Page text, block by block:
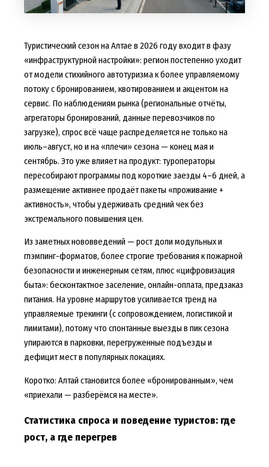
Туристический сезон на Алтае в 2026 году входит в фазу
«инфраструктурной настройки»: регион постепенно уходит
от модели стихийного автотуризма к более управляемому
потоку с бронированием, квотированием и акцентом на
сервис. По наблюдениям рынка (региональные отчёты,
агрегаторы бронирований, данные перевозчиков по
загрузке), спрос всё чаще распределяется не только на
июль–август, но и на «плечи» сезона — конец мая и
сентябрь. Это уже влияет на продукт: туроператоры
пересобирают программы под короткие заезды 4–6 дней, а
размещение активнее продаёт пакеты «проживание +
активность», чтобы удерживать средний чек без
экстремального повышения цен.
Из заметных нововведений — рост доли модульных и
глэмпинг-форматов, более строгие требования к пожарной
безопасности и инженерным сетям, плюс «цифровизация
быта»: бесконтактное заселение, онлайн-оплата, предзаказ
питания. На уровне маршрутов усиливается тренд на
управляемые трекинги (с сопровождением, логистикой и
лимитами), потому что спонтанные выезды в пик сезона
упираются в парковки, перегруженные подъезды и
дефицит мест в популярных локациях.
Коротко: Алтай становится более «бронированным», чем
«приехали — разберёмся на месте».
Статистика спроса и поведение туристов: где
рост, а где перегрев